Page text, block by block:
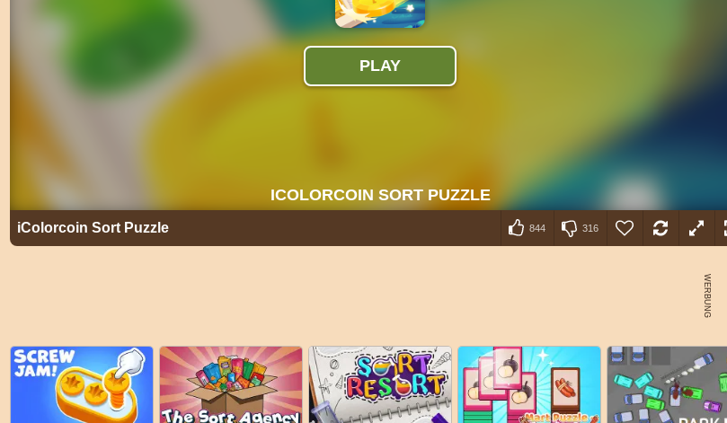
iColorcoin Sort Puzzle 844 316